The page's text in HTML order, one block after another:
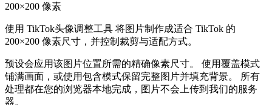
200×200 像素
使用 TikTok头像调整工具 将图片制作成适合 TikTok 的
200×200 像素尺寸，并控制裁剪与适配方式。
预设会应用该图片位置所需的精确像素尺寸。 使用覆盖模式
铺满画面，或使用包含模式保留完整图片并填充背景。
所有
处理都在您的浏览器本地完成，图片不会上传到我们的服务
器。